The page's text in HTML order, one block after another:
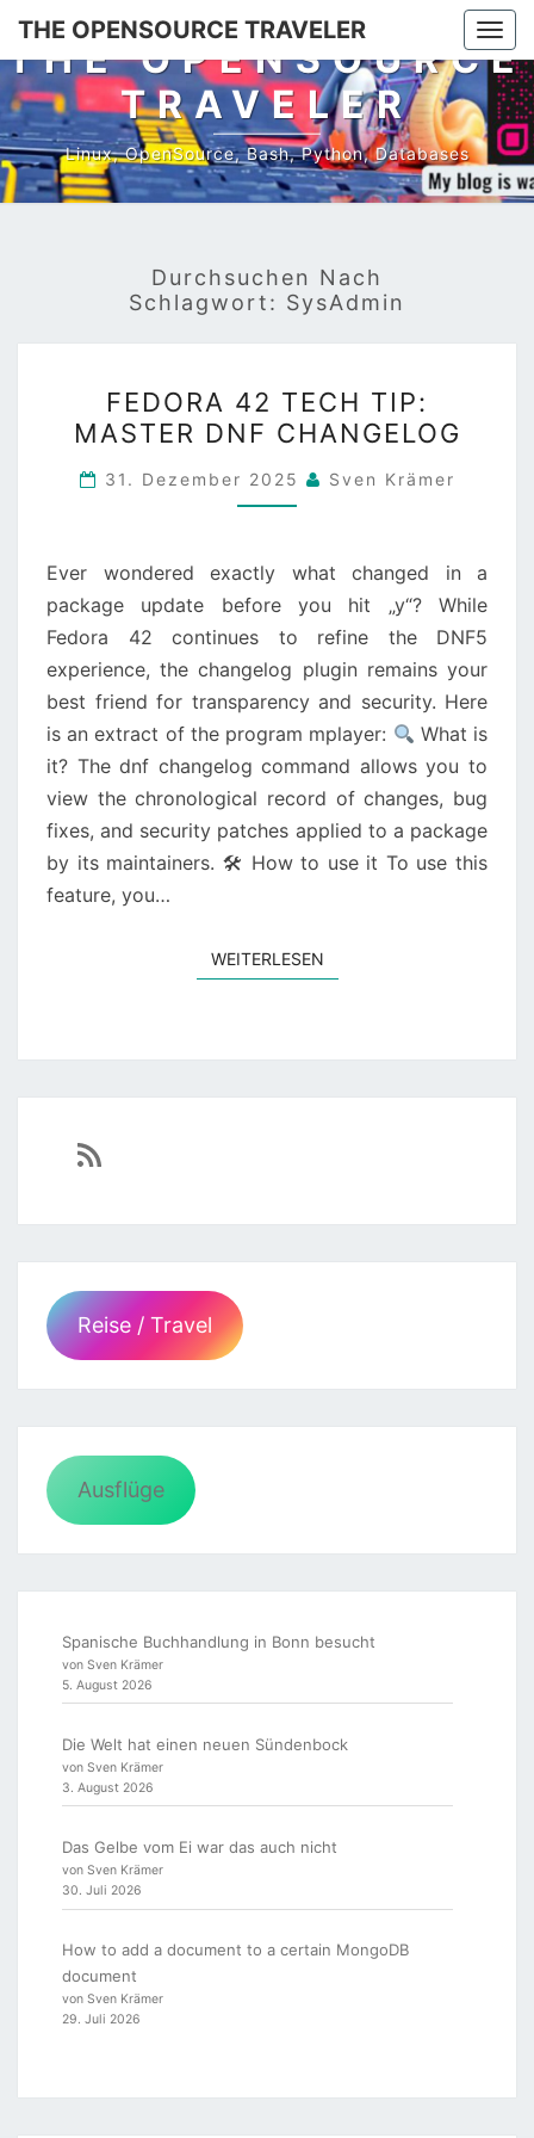
Skip
content
THE OPENSOURCE TRAVELER
THE OPENSOURCE
TRAVELER
Linux, OpenSource, Bash, Python, Databases
Durchsuchen Nach
Schlagwort: SysAdmin
42
TECH
TIP:
MASTER
CHANGELOG
FEDORA 42 TECH TIP:
MASTER DNF CHANGELOG
31. Dezember 2025 Sven Krämer
Ever wondered exactly what changed in a
package update before you hit „y“? While
Fedora 42 continues to refine the DNF5
experience, the changelog plugin remains your
best friend for transparency and security. Here
is an extract of the program mplayer:
What is
it? The dnf changelog command allows you to
view the chronological record of changes, bug
fixes, and security patches applied to a package
by its maintainers. 🛠 How to use it To use this
feature, you…
WEITERLESENWEITERLESEN
https://sven-essen.de/feed/
Reise / Travel
Ausflüge
Spanische Buchhandlung in Bonn besucht
von Sven Krämer
5. August 2026
Die Welt hat einen neuen Sündenbock
von Sven Krämer
3. August 2026
Das Gelbe vom Ei war das auch nicht
von Sven Krämer
30. Juli 2026
How to add a document to a certain MongoDB
document
von Sven Krämer
29. Juli 2026